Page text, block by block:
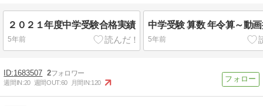
２０２１年度中学受験合格実績
5年前
中学受験 算数 年令算～動
5年前
1683507 2
週間IN:20 週間OUT:60 月間IN:120